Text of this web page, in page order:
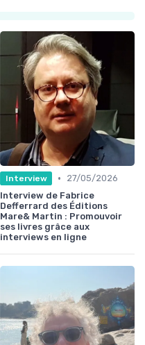
Interview •
27/05/2026
Interview de Fabrice
Defferrard des Éditions
Mare& Martin : Promouvoir
ses livres grâce aux
interviews en ligne